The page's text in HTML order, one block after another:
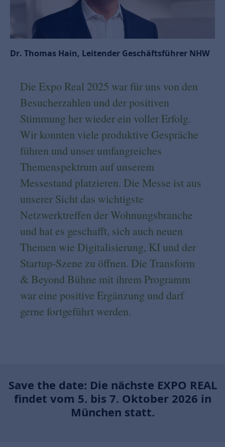
Dr. Thomas Hain, Leitender Geschäftsführer NHW
Die Expo Real 2025 war für uns von den
Besucherzahlen und der positiven
Stimmung her wieder ein voller Erfolg.
Wir konnten viele produktive Gespräche
führen und unser umfangreiches
Themenspektrum auf unserem
Messestand platzieren. Die Messe ist aus
unserer Sicht das wichtigste
Netzwerktreffen der Wohnungsbranche
und hat es geschafft, sich auch neuen
Themen wie Digitalisierung, KI und der
Startup-Szene zu öffnen. Die Transform
& Beyond Bühne mit ihrem Programm
war eine positive Ergänzung und darf
gerne fortgeführt werden.
Save the date: Die nächste EXPO REAL
findet vom 5. bis 7. Oktober 2026 in
München statt.